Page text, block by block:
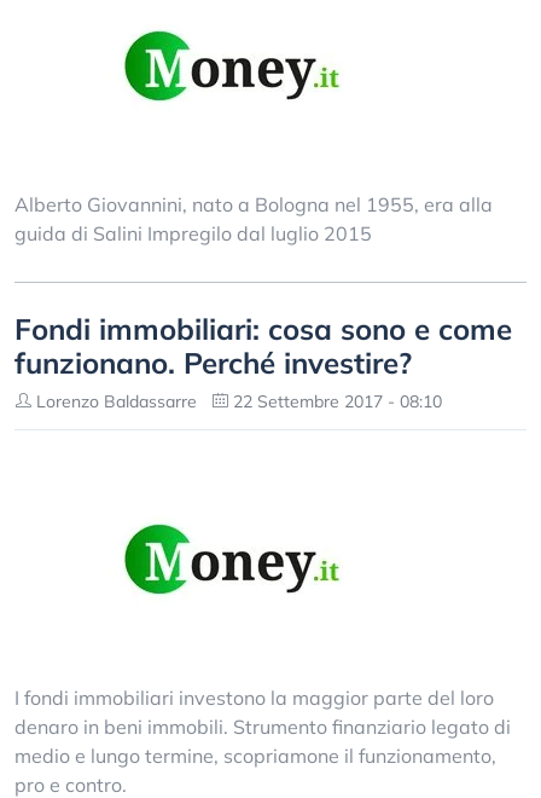
Alberto Giovannini, nato a Bologna nel 1955, era alla
guida di Salini Impregilo dal luglio 2015
Fondi immobiliari: cosa sono e come
funzionano. Perché investire?
Lorenzo Baldassarre 22 Settembre 2017 - 08:10
I fondi immobiliari investono la maggior parte del loro
denaro in beni immobili. Strumento finanziario legato di
medio e lungo termine, scopriamone il funzionamento,
pro e contro.